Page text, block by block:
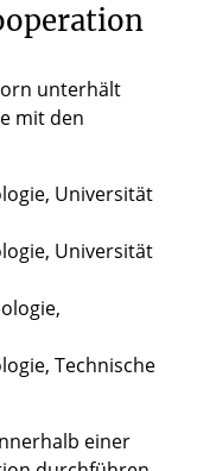
unterhält
mit den
Universität
Universität
Technische
einer